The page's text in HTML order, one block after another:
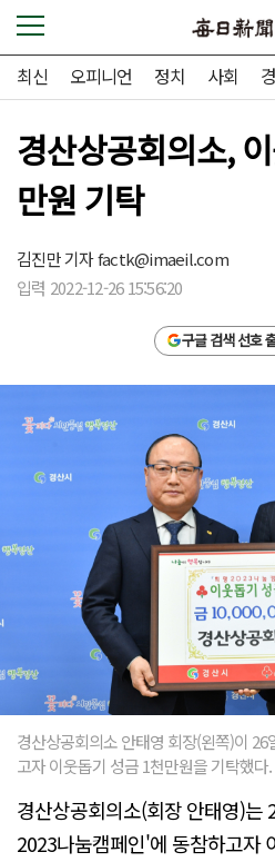
최신 오피니언 정치 사회
경산상공회의소,
만원 기탁
김진만 기자factk@imaeil.com
입력 2022-12-26 15:56:20
구글 검색 선호
경산상공회의소 안태영 회장(왼쪽)이
고자 이웃돕기 성금 1천만원을 기탁했다.
경산상공회의소(회장 안태영)는
2023나눔캠페인'에 동참하고자